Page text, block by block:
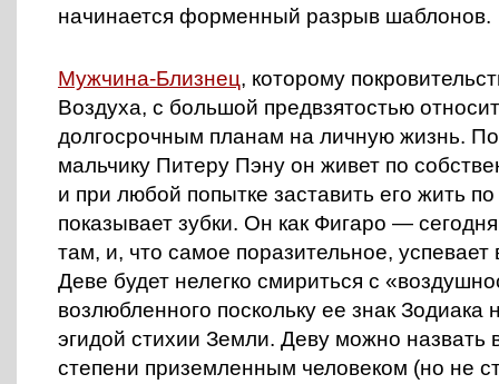
начинается форменный разрыв шаблонов.
Мужчина-Близнец, которому
Воздуха, с большой предвзятостью
долгосрочным планам на личную жизнь.
мальчику Питеру Пэну он живет по
и при любой попытке заставить его жить
показывает зубки. Он как Фигаро —
там, и, что самое поразительное,
Деве будет нелегко смириться с
возлюбленного поскольку ее знак Зодиака
эгидой стихии Земли. Деву можно назвать
степени приземленным человеком (но не